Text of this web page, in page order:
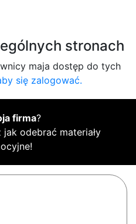
stronach
maja dostęp do tych
się zalogować.
firma?
jak odebrać materiały